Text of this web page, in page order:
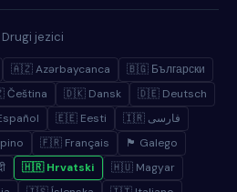
Drugi jezici
🇦🇿 Azərbaycanca
🇧🇬 Български
🇩🇰 Dansk
🇩🇪 Deutsch
🇪🇪 Eesti
🇮🇷 فارسی
🇫🇷 Français
🏴 Galego
🇭🇷 Hrvatski
🇭🇺 Magyar